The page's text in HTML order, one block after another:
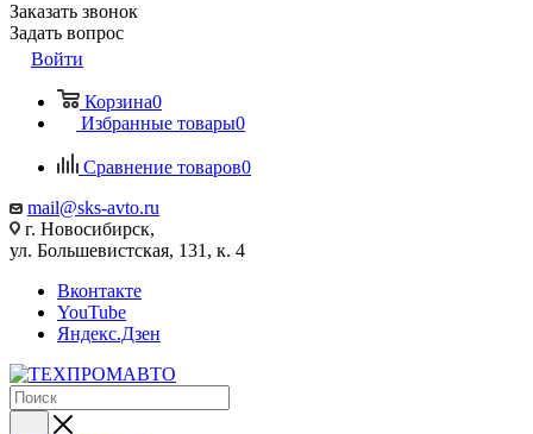
Заказать звонок
Задать вопрос
Войти
Корзина0
Избранные товары0
Сравнение товаров0
mail@sks-avto.ru
г. Новосибирск,
ул. Большевистская, 131, к. 4
Вконтакте
YouTube
Яндекс.Дзен